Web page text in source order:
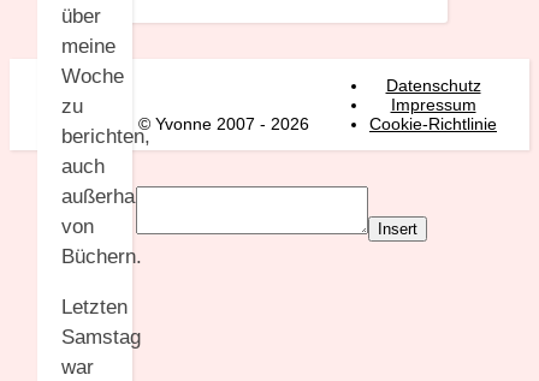
über
meine
Woche
zu
berichten,
auch
außerhalb
von
Büchern.
Letzten
Samstag
war
© Yvonne 2007 - 2026
Datenschutz
Impressum
Cookie-Richtlinie
Insert